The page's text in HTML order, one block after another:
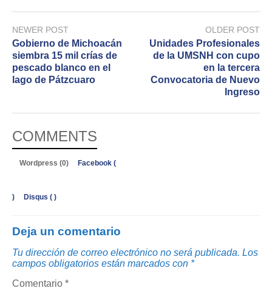
NEWER POST
Gobierno de Michoacán
siembra 15 mil crías de
pescado blanco en el
lago de Pátzcuaro
OLDER POST
Unidades Profesionales
de la UMSNH con cupo
en la tercera
Convocatoria de Nuevo
Ingreso
COMMENTS
Wordpress (0) Facebook (
) Disqus ( )
Deja un comentario
Tu dirección de correo electrónico no será publicada. Los
campos obligatorios están marcados con *
Comentario *